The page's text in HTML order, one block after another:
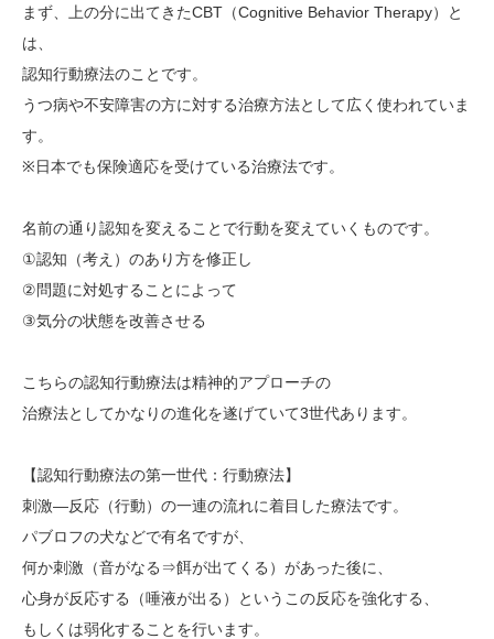
まず、上の分に出てきたCBT（Cognitive Behavior Therapy）と
は、
認知行動療法のことです。
うつ病や不安障害の方に対する治療方法として広く使われていま
す。
※日本でも保険適応を受けている治療法です。
名前の通り認知を変えることで行動を変えていくものです。
①認知（考え）のあり方を修正し
②問題に対処することによって
③気分の状態を改善させる
こちらの認知行動療法は精神的アプローチの
治療法としてかなりの進化を遂げていて3世代あります。
【認知行動療法の第一世代：行動療法】
刺激―反応（行動）の一連の流れに着目した療法です。
パブロフの犬などで有名ですが、
何か刺激（音がなる⇒餌が出てくる）があった後に、
心身が反応する（唾液が出る）というこの反応を強化する、
もしくは弱化することを行います。